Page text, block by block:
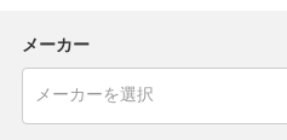
メーカー